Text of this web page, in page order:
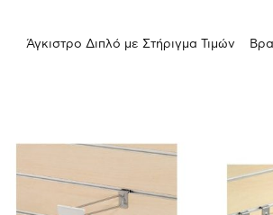
Άγκιστρο Διπλό με Στήριγμα Τιμών